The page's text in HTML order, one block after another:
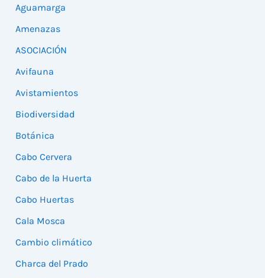
Aguamarga
Amenazas
ASOCIACIÓN
Avifauna
Avistamientos
Biodiversidad
Botánica
Cabo Cervera
Cabo de la Huerta
Cabo Huertas
Cala Mosca
Cambio climático
Charca del Prado